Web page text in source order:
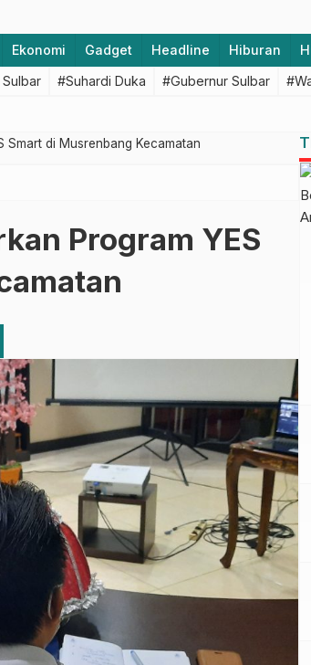
Ekonomi Gadget Headline Hiburan
#Suhardi Duka #Gubernur Sulbar
Smart di Musrenbang Kecamatan
Program YES